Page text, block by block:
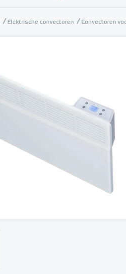
Elektrische convectoren Convectoren